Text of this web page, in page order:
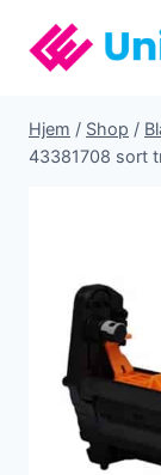
indhold
Hjem / Shop /
43381708 sort